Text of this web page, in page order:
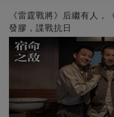
《雷霆戰將》后繼有人，
發膠，諜戰抗日